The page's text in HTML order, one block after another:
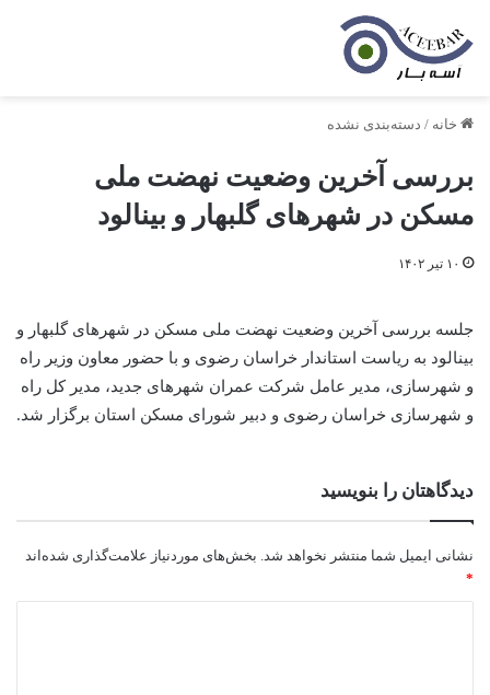
خانه / دسته‌بندی نشده
بررسی آخرین وضعیت نهضت ملی
مسکن در شهرهای گلبهار و بینالود
۱۰ تیر ۱۴۰۲
جلسه بررسی آخرین وضعیت نهضت ملی مسکن در شهرهای گلبهار و
بینالود به ریاست استاندار خراسان رضوی و با حضور معاون وزیر راه
و شهرسازی، مدیر عامل شرکت عمران شهرهای جدید، مدیر کل راه
و شهرسازی خراسان رضوی و دبیر شورای مسکن استان برگزار شد.
دیدگاهتان را بنویسید
نشانی ایمیل شما منتشر نخواهد شد. بخش‌های موردنیاز علامت‌گذاری شده‌اند
*